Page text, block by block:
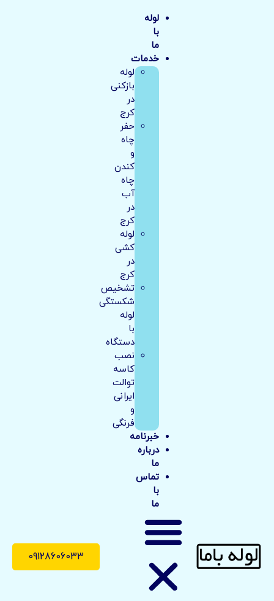
لوله
با
ما
خدمات
لوله
بازکنی
در
کرج
حفر
چاه
و
کندن
چاه
آب
در
کرج
لوله
کشی
در
کرج
تشخیص
شکستگی
لوله
با
دستگاه
نصب
کاسه
توالت
ایرانی
و
فرنگی
خبرنامه
درباره
ما
تماس
با
ما
09128606033